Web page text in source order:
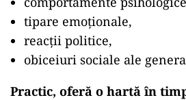
tipare emoționale,
reacții politice,
obiceiuri sociale ale
Practic, oferă o hartă în